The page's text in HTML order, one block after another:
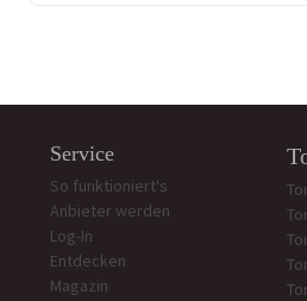
Service
So funktioniert's
Anbieter werden
Log-In
Entdecken
Magazin